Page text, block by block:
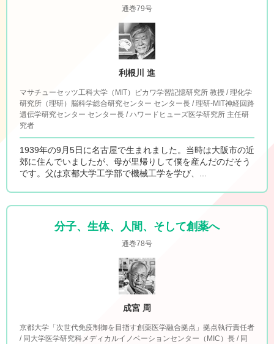
通巻79号
利根川 進
マサチューセッツ工科大学（MIT）ピカワ学習記憶研究所 教授 / 理化学
研究所（理研）脳科学総合研究センター センター長 / 理研-MIT神経回路
遺伝学研究センター センター長 / ハワードヒューズ医学研究所 主任研
究者
1939年の9月5日に名古屋で生まれました。当時は大阪市の近
郊に住んでいましたが、母が里帰りして僕を産んだのだそう
です。父は京都大学工学部で機械工学を学び、...
分子、生体、人間、そして創薬へ
通巻78号
成宮 周
京都大学「次世代免疫制御を目指す創薬医学融合拠点」拠点執行責任者
/ 同大学医学研究科メディカルイノベーションセンター（MIC）長 / 同